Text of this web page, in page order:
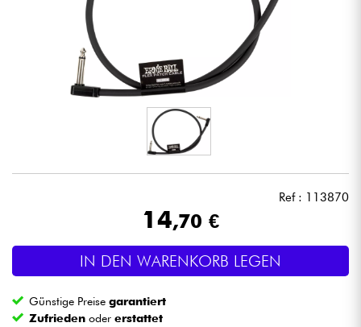
Synths & samplers
Studio
Kopfhörer
Licht
Drums
Ref : 113870
14,70 €
IN DEN WARENKORB LEGEN
Günstige Preisegarantiert
Zufrieden odererstattet